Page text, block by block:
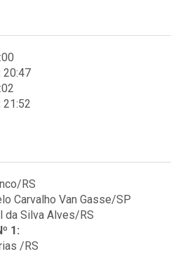
20:47
21:52
RS
Carvalho Van Gasse/SP
da Silva Alves/RS
1:
/RS